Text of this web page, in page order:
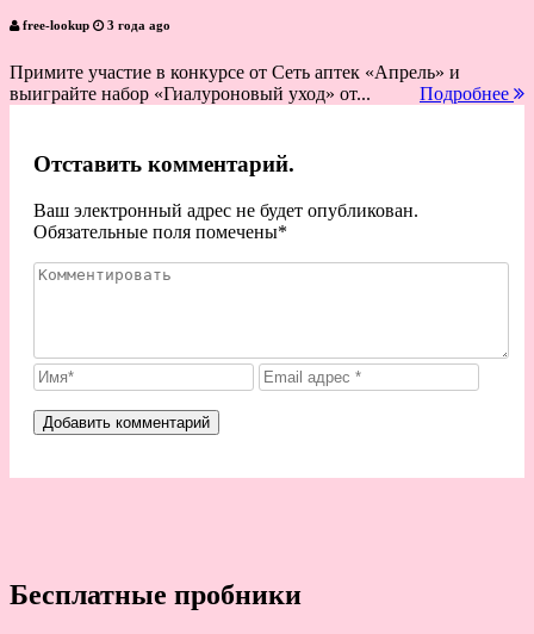
free-lookup 3 года ago
Примите участие в конкурсе от Сеть аптек «Апрель» и
выиграйте набор «Гиалуроновый уход» от...
Подробнее
Отставить комментарий.
Ваш электронный адрес не будет опубликован.
Обязательные поля помечены*
Бесплатные пробники